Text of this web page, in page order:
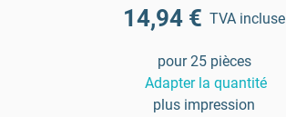
14,94 € TVA incluse
pour 25 pièces
Adapter la quantité
plus impression